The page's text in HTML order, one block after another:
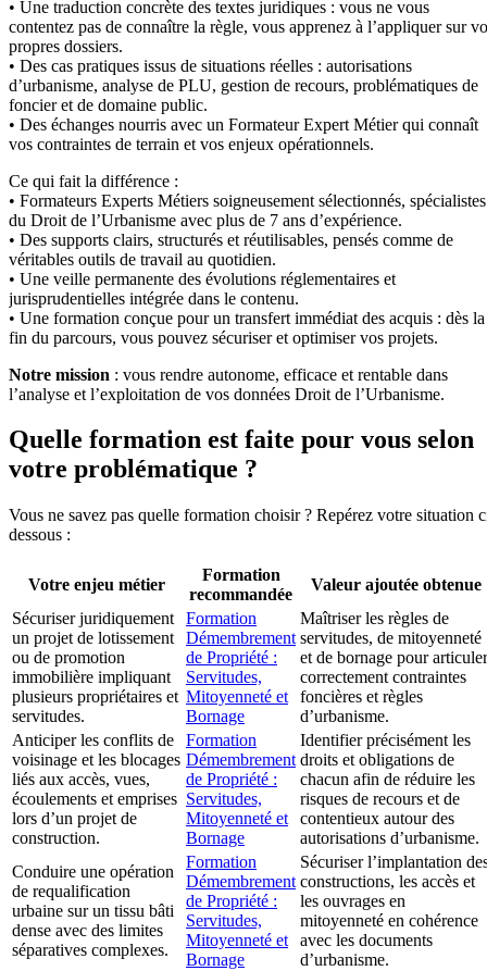
• Une traduction concrète des textes juridiques : vous ne vous
contentez pas de connaître la règle, vous apprenez à l’appliquer sur
propres dossiers.
• Des cas pratiques issus de situations réelles : autorisations
d’urbanisme, analyse de PLU, gestion de recours, problématiques de
foncier et de domaine public.
• Des échanges nourris avec un Formateur Expert Métier qui connaît
vos contraintes de terrain et vos enjeux opérationnels.
Ce qui fait la différence :
• Formateurs Experts Métiers soigneusement sélectionnés, spécialistes
du Droit de l’Urbanisme avec plus de 7 ans d’expérience.
• Des supports clairs, structurés et réutilisables, pensés comme de
véritables outils de travail au quotidien.
• Une veille permanente des évolutions réglementaires et
jurisprudentielles intégrée dans le contenu.
• Une formation conçue pour un transfert immédiat des acquis : dès la
fin du parcours, vous pouvez sécuriser et optimiser vos projets.
Notre mission : vous rendre autonome, efficace et rentable dans
l’analyse et l’exploitation de vos données Droit de l’Urbanisme.
Quelle formation est faite pour vous selon
votre problématique ?
Vous ne savez pas quelle formation choisir ? Repérez votre situation
dessous :
Votre enjeu métier
Formation
recommandée
Valeur ajoutée obtenue
Sécuriser juridiquement
un projet de lotissement
ou de promotion
immobilière impliquant
plusieurs propriétaires et
servitudes.
Formation
Démembrement
de Propriété :
Servitudes,
Mitoyenneté et
Bornage
Maîtriser les règles de
servitudes, de mitoyenneté
et de bornage pour articuler
correctement contraintes
foncières et règles
d’urbanisme.
Anticiper les conflits de
voisinage et les blocages
liés aux accès, vues,
écoulements et emprises
lors d’un projet de
construction.
Formation
Démembrement
de Propriété :
Servitudes,
Mitoyenneté et
Bornage
Identifier précisément les
droits et obligations de
chacun afin de réduire les
risques de recours et de
contentieux autour des
autorisations d’urbanisme.
Conduire une opération
de requalification
urbaine sur un tissu bâti
dense avec des limites
séparatives complexes.
Formation
Démembrement
de Propriété :
Servitudes,
Mitoyenneté et
Bornage
Sécuriser l’implantation
constructions, les accès et
les ouvrages en
mitoyenneté en cohérence
avec les documents
d’urbanisme.